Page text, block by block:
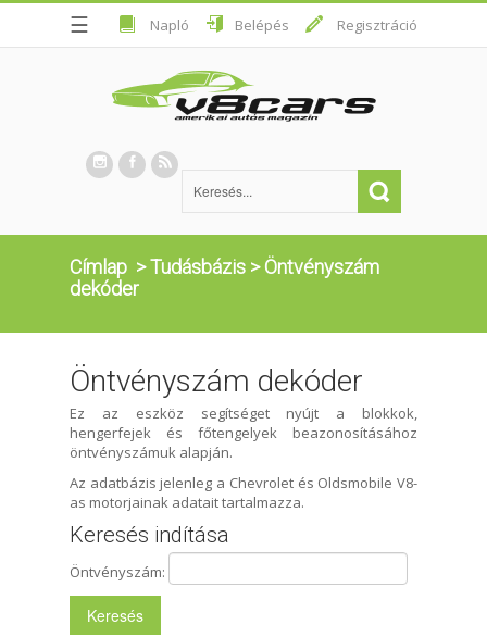
☰ Napló Belépés Regisztráció
Címlap >Tudásbázis >Öntvényszám
dekóder
Öntvényszám dekóder
Ez az eszköz segítséget nyújt a blokkok,
hengerfejek és főtengelyek beazonosításához
öntvényszámuk alapján.
Az adatbázis jelenleg a Chevrolet és Oldsmobile V8-
as motorjainak adatait tartalmazza.
Keresés indítása
Öntvényszám: